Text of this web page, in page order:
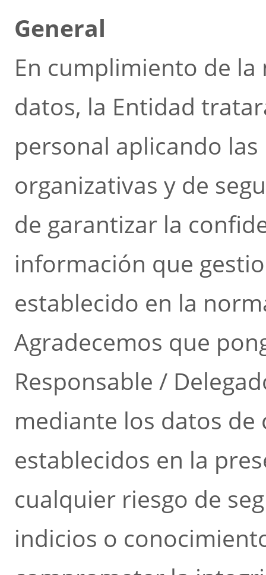
General
En cumplimiento de
datos, la Entidad
personal aplicando
organizativas y de
de garantizar la
información que
establecido en la
Agradecemos que
Responsable /
mediante los datos de
establecidos en la
cualquier riesgo de
indicios o